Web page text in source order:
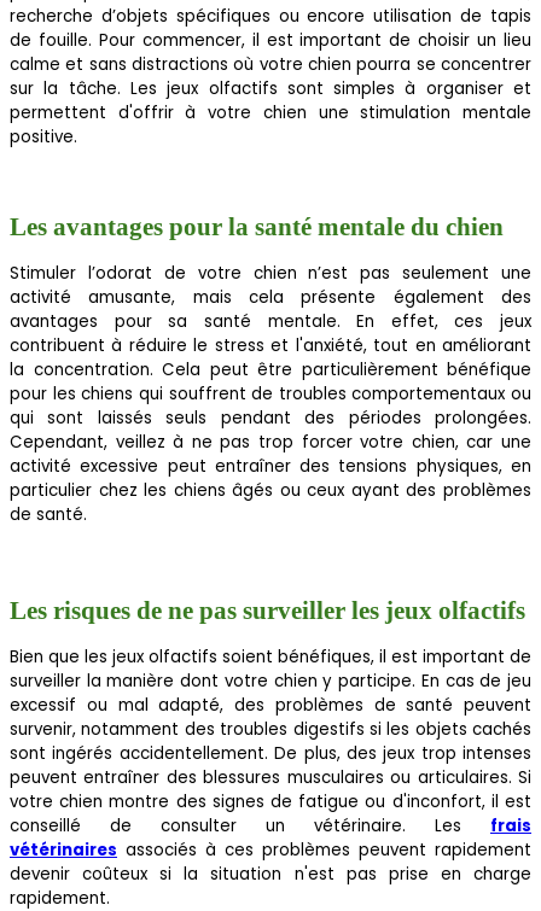
recherche d’objets spécifiques ou encore utilisation de tapis
de fouille. Pour commencer, il est important de choisir un lieu
calme et sans distractions où votre chien pourra se concentrer
sur la tâche. Les jeux olfactifs sont simples à organiser et
permettent d'offrir à votre chien une stimulation mentale
positive.
Les avantages pour la santé mentale du chien
Stimuler l’odorat de votre chien n’est pas seulement une
activité amusante, mais cela présente également des
avantages pour sa santé mentale. En effet, ces jeux
contribuent à réduire le stress et l'anxiété, tout en améliorant
la concentration. Cela peut être particulièrement bénéfique
pour les chiens qui souffrent de troubles comportementaux ou
qui sont laissés seuls pendant des périodes prolongées.
Cependant, veillez à ne pas trop forcer votre chien, car une
activité excessive peut entraîner des tensions physiques, en
particulier chez les chiens âgés ou ceux ayant des problèmes
de santé.
Les risques de ne pas surveiller les jeux olfactifs
Bien que les jeux olfactifs soient bénéfiques, il est important de
surveiller la manière dont votre chien y participe. En cas de jeu
excessif ou mal adapté, des problèmes de santé peuvent
survenir, notamment des troubles digestifs si les objets cachés
sont ingérés accidentellement. De plus, des jeux trop intenses
peuvent entraîner des blessures musculaires ou articulaires. Si
votre chien montre des signes de fatigue ou d'inconfort, il est
conseillé de consulter un vétérinaire. Les frais
vétérinaires associés à ces problèmes peuvent rapidement
devenir coûteux si la situation n'est pas prise en charge
rapidement.